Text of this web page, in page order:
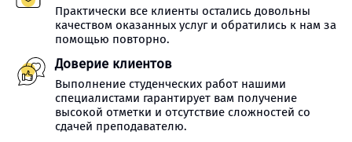
Практически все клиенты остались довольны
качеством оказанных услуг и обратились к нам за
помощью повторно.
Доверие клиентов
Выполнение студенческих работ нашими
специалистами гарантирует вам получение
высокой отметки и отсутствие сложностей со
сдачей преподавателю.